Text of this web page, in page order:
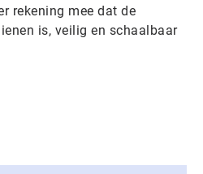
rekening mee dat de
is, veilig en schaalbaar